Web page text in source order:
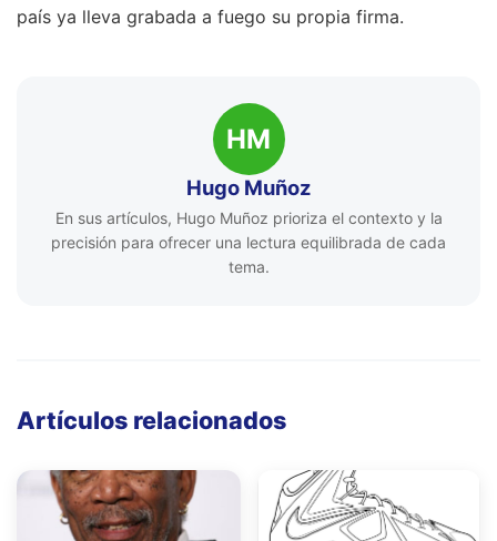
país ya lleva grabada a fuego su propia firma.
HM
Hugo Muñoz
En sus artículos, Hugo Muñoz prioriza el contexto y la
precisión para ofrecer una lectura equilibrada de cada
tema.
Artículos relacionados